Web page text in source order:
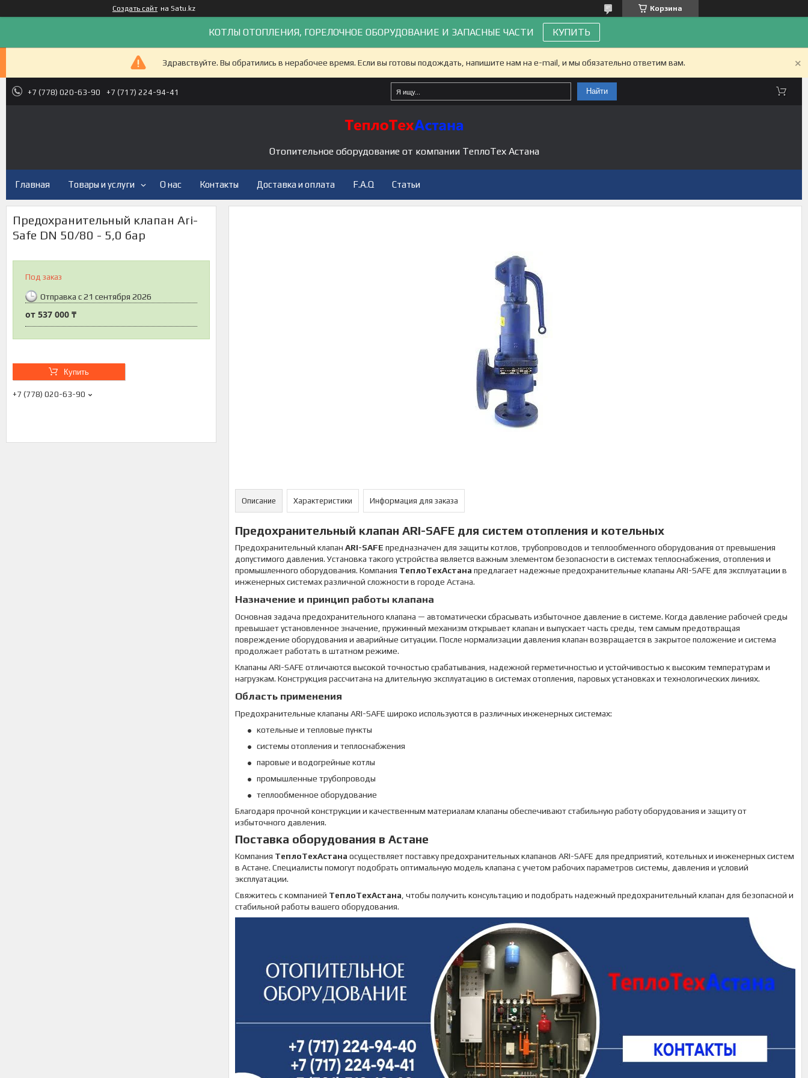
Создать сайт на Satu.kz Корзина
КОТЛЫ ОТОПЛЕНИЯ, ГОРЕЛОЧНОЕ ОБОРУДОВАНИЕ И ЗАПАСНЫЕ ЧАСТИ КУПИТЬ
Здравствуйте. Вы обратились в нерабочее время. Если вы готовы подождать, напишите нам на e-mail, и мы обязательно ответим вам.
+7 (778) 020-63-90 +7 (717) 224-94-41 Найти
Отопительное оборудование от компании ТеплоТех Астана
Главная Товары и услуги О нас Контакты Доставка и оплата F.A.Q Статьи
Предохранительный клапан Ari-
Safe DN 50/80 - 5,0 бар
Под заказ
Отправка с 21 сентября 2026
от 537 000 ₸
Купить
+7 (778) 020-63-90
Описание Характеристики Информация для заказа
Предохранительный клапан ARI-SAFE для систем отопления и котельных
Предохранительный клапан ARI-SAFE предназначен для защиты котлов, трубопроводов и теплообменного оборудования от превышения
допустимого давления. Установка такого устройства является важным элементом безопасности в системах теплоснабжения, отопления и
промышленного оборудования. Компания ТеплоТехАстана предлагает надежные предохранительные клапаны ARI-SAFE для эксплуатации в
инженерных системах различной сложности в городе Астана.
Назначение и принцип работы клапана
Основная задача предохранительного клапана — автоматически сбрасывать избыточное давление в системе. Когда давление рабочей среды
превышает установленное значение, пружинный механизм открывает клапан и выпускает часть среды, тем самым предотвращая
повреждение оборудования и аварийные ситуации. После нормализации давления клапан возвращается в закрытое положение и система
продолжает работать в штатном режиме.
Клапаны ARI-SAFE отличаются высокой точностью срабатывания, надежной герметичностью и устойчивостью к высоким температурам и
нагрузкам. Конструкция рассчитана на длительную эксплуатацию в системах отопления, паровых установках и технологических линиях.
Область применения
Предохранительные клапаны ARI-SAFE широко используются в различных инженерных системах:
котельные и тепловые пункты
системы отопления и теплоснабжения
паровые и водогрейные котлы
промышленные трубопроводы
теплообменное оборудование
Благодаря прочной конструкции и качественным материалам клапаны обеспечивают стабильную работу оборудования и защиту от
избыточного давления.
Поставка оборудования в Астане
Компания ТеплоТехАстана осуществляет поставку предохранительных клапанов ARI-SAFE для предприятий, котельных и инженерных систем
в Астане. Специалисты помогут подобрать оптимальную модель клапана с учетом рабочих параметров системы, давления и условий
эксплуатации.
Свяжитесь с компанией ТеплоТехАстана , чтобы получить консультацию и подобрать надежный предохранительный клапан для безопасной и
стабильной работы вашего оборудования.